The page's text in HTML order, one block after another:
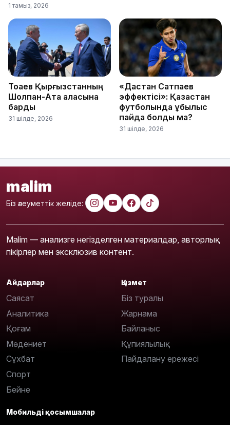
1 тамыз, 2026
Тоқаев Қырғызстанның
Шолпан-Ата қаласына
барды
31 шілде, 2026
«Дастан Сатпаев
эффектісі»: Қазақстан
футболында құбылыс
пайда болды ма?
31 шілде, 2026
malim
Біз әлеуметтік желіде:
Malim — анализге негізделген материалдар, авторлық
пікірлер мен эксклюзив контент.
Айдарлар
Саясат
Аналитика
Қоғам
Мәдениет
Сұхбат
Спорт
Бейне
Қызмет
Біз туралы
Жарнама
Байланыс
Құпиялылық
Пайдалану ережесі
Мобильді қосымшалар